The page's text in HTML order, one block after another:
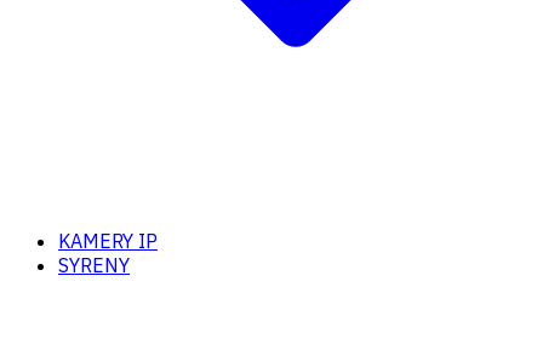
KAMERY IP
SYRENY